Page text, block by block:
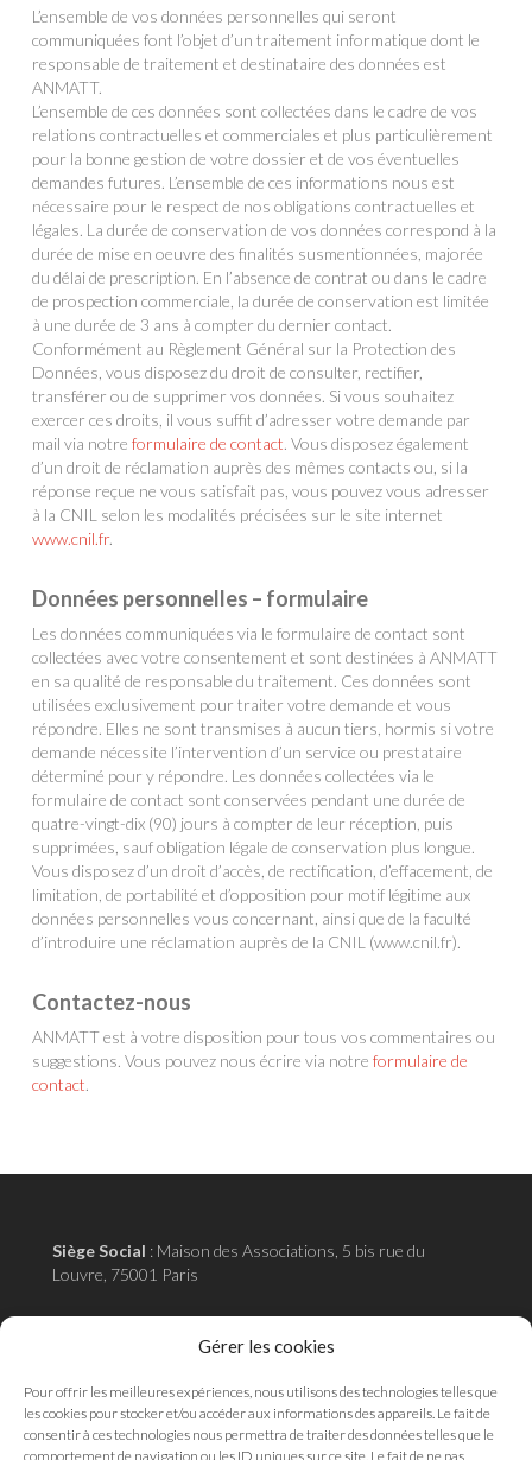
Gérer les cookies
Pour offrir les meilleures expériences, nous utilisons des technologies telles que
les cookies pour stocker et/ou accéder aux informations des appareils. Le fait de
consentir à ces technologies nous permettra de traiter des données telles que le
comportement de navigation ou les ID uniques sur ce site. Le fait de ne pas
L’ensemble de vos données personnelles qui seront
communiquées font l’objet d’un traitement informatique dont le
responsable de traitement et destinataire des données est
ANMATT.
L’ensemble de ces données sont collectées dans le cadre de vos
relations contractuelles et commerciales et plus particulièrement
pour la bonne gestion de votre dossier et de vos éventuelles
demandes futures. L’ensemble de ces informations nous est
nécessaire pour le respect de nos obligations contractuelles et
légales. La durée de conservation de vos données correspond à la
durée de mise en oeuvre des finalités susmentionnées, majorée
du délai de prescription. En l’absence de contrat ou dans le cadre
de prospection commerciale, la durée de conservation est limitée
à une durée de 3 ans à compter du dernier contact.
Conformément au Règlement Général sur la Protection des
Données, vous disposez du droit de consulter, rectifier,
transférer ou de supprimer vos données. Si vous souhaitez
exercer ces droits, il vous suffit d’adresser votre demande par
mail via notre formulaire de contact. Vous disposez également
d’un droit de réclamation auprès des mêmes contacts ou, si la
réponse reçue ne vous satisfait pas, vous pouvez vous adresser
à la CNIL selon les modalités précisées sur le site internet
www.cnil.fr.
Données personnelles – formulaire
Les données communiquées via le formulaire de contact sont
collectées avec votre consentement et sont destinées à ANMATT
en sa qualité de responsable du traitement. Ces données sont
utilisées exclusivement pour traiter votre demande et vous
répondre. Elles ne sont transmises à aucun tiers, hormis si votre
demande nécessite l’intervention d’un service ou prestataire
déterminé pour y répondre. Les données collectées via le
formulaire de contact sont conservées pendant une durée de
quatre-vingt-dix (90) jours à compter de leur réception, puis
supprimées, sauf obligation légale de conservation plus longue.
Vous disposez d’un droit d’accès, de rectification, d’effacement, de
limitation, de portabilité et d’opposition pour motif légitime aux
données personnelles vous concernant, ainsi que de la faculté
d’introduire une réclamation auprès de la CNIL (www.cnil.fr).
Contactez-nous
ANMATT est à votre disposition pour tous vos commentaires ou
suggestions. Vous pouvez nous écrire via notre formulaire de
contact.
Siège Social : Maison des Associations, 5 bis rue du
Louvre, 75001 Paris